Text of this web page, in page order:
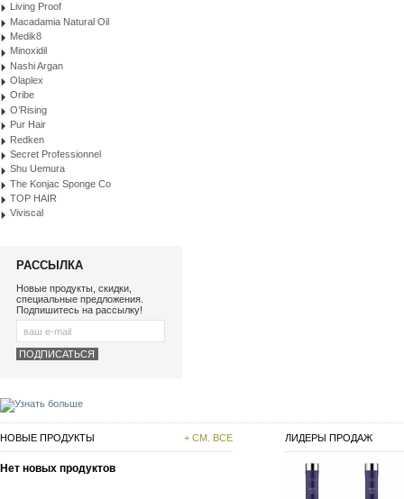
Living Proof
Macadamia Natural Oil
Medik8
Minoxidil
Nashi Argan
Olaplex
Oribe
O’Rising
Pur Hair
Redken
Secret Professionnel
Shu Uemura
The Konjac Sponge Co
TOP HAIR
Viviscal
РАССЫЛКА
Новые продукты, скидки,
специальные предложения.
Подпишитесь на рассылку!
НОВЫЕ ПРОДУКТЫ + СМ. ВСЕ
Нет новых продуктов
ЛИДЕРЫ ПРОДАЖ